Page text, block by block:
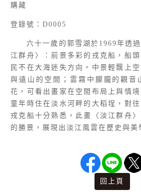
購藏
登錄號：D0005
六十一歲的郭雪湖於1969年透過
江群舟〉：前景多彩的戎克船，船
民不在大海迷失方向。中景輕飄上
與遠山的空間；雲霧中朦朧的觀音
花，可看出畫家在空間布局上與情
童年時住在淡水河畔的大稻埕，對
戎克船十分熟悉，此畫〈淡江群舟
的勝景，展現出淡江風雲在歷史與美
回上頁